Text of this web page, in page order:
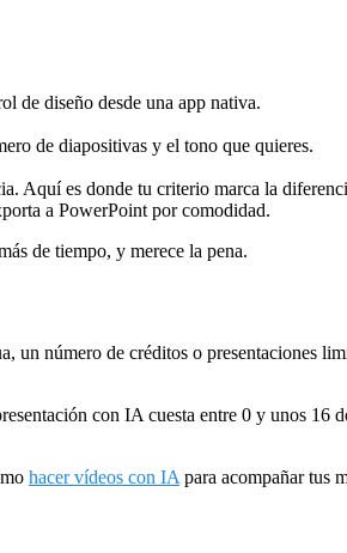
de diseño desde una app nativa.
de diapositivas y el tono que quieres.
Aquí es donde tu criterio marca la
a PowerPoint por comodidad.
de tiempo, y merece la pena.
un número de créditos o presentaciones
con IA cuesta entre 0 y unos 16
hacer vídeos con IA para acompañar tus